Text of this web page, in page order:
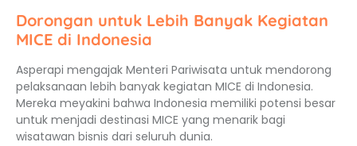
Dorongan untuk Lebih Banyak Kegiatan
MICE di Indonesia
Asperapi mengajak Menteri Pariwisata untuk mendorong
pelaksanaan lebih banyak kegiatan MICE di Indonesia.
Mereka meyakini bahwa Indonesia memiliki potensi besar
untuk menjadi destinasi MICE yang menarik bagi
wisatawan bisnis dari seluruh dunia.